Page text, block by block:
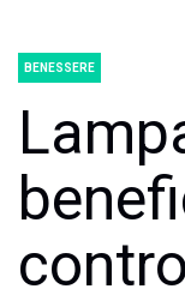
BENESSERE